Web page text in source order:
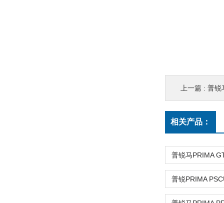
上一篇 : 普锐
相关产品：